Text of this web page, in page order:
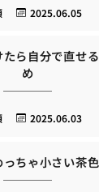
2025.06.05
ら自分で直せ
め
2025.06.03
ちゃ小さい茶